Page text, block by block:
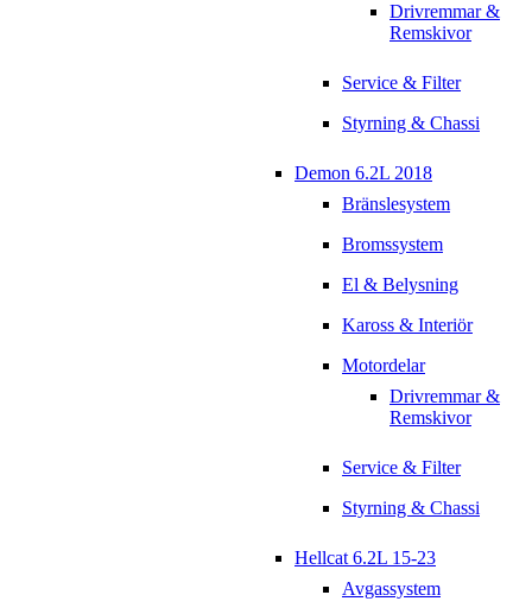
Drivremmar &
Remskivor
Service & Filter
Styrning & Chassi
Demon 6.2L 2018
Bränslesystem
Bromssystem
El & Belysning
Kaross & Interiör
Motordelar
Drivremmar &
Remskivor
Service & Filter
Styrning & Chassi
Hellcat 6.2L 15-23
Avgassystem